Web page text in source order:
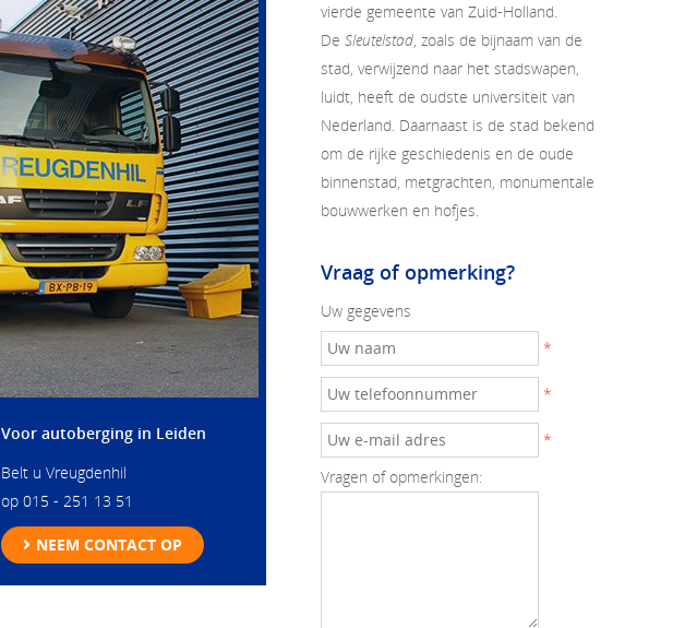
Voor autoberging in Leiden
Belt u Vreugdenhil
op 015 - 251 13 51
NEEM CONTACT OP
vierde gemeente van Zuid-Holland.
De Sleutelstad, zoals de bijnaam van de
stad, verwijzend naar het stadswapen,
luidt, heeft de oudste universiteit van
Nederland. Daarnaast is de stad bekend
om de rijke geschiedenis en de oude
binnenstad, metgrachten, monumentale
bouwwerken en hofjes.
Vraag of opmerking?
Uw gegevens
*
*
*
Vragen of opmerkingen: